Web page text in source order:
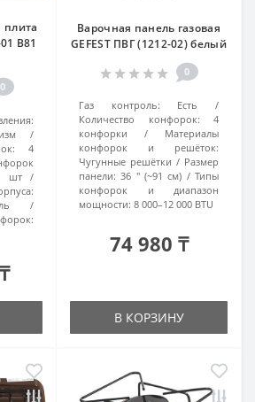
плита
В81
0
4
шт
Варочная панель газовая
GEFEST ПВГ (1212-02) белый
0
Газ контроль:
Есть
Количество конфорок:
4
конфорки
Материалы
конфорок и решёток:
Чугунные решётки
Размер
панели: 36 ″ (~91 см)
Типы
конфорок и диапазон
мощности: 8 000–12 000 BTU
74 980 ₸
В КОРЗИНУ